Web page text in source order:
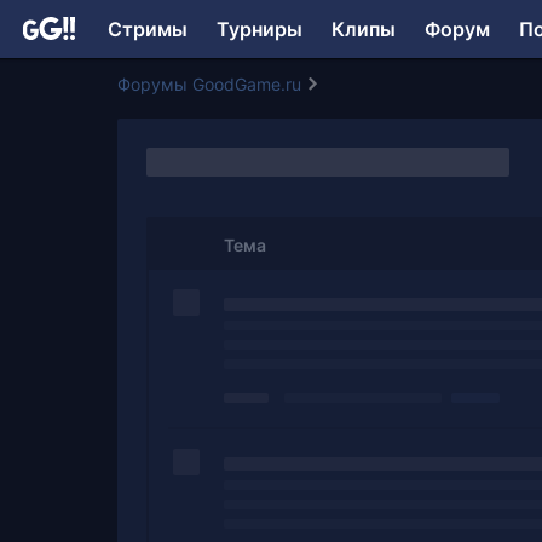
Стримы Турниры Клипы Форум
Форумы GoodGame.ru
Тема